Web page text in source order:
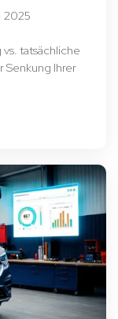
2025
tatsächliche
Senkung Ihrer